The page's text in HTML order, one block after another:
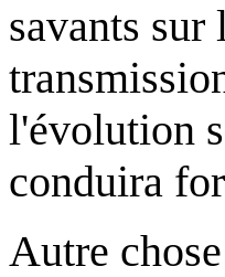
savants sur
l'évolution
conduira
Autre